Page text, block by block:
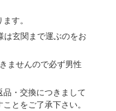
す。
は玄関まで運ぶのをお
ませんので必ず男性
品・交換につきまして
とをご了承下さい。